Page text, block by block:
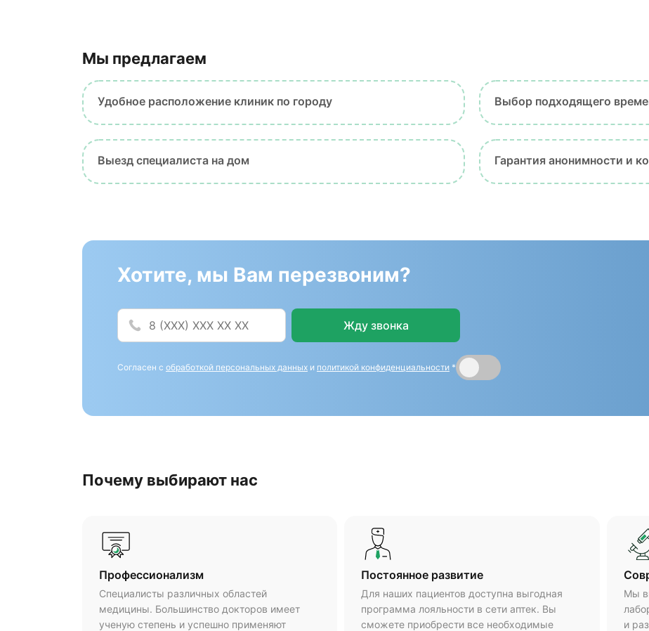
Мы предлагаем
Удобное расположение клиник по городу Выбор подходящего
Выезд специалиста на дом Гарантия анонимности и
Хотите, мы Вам перезвоним?
Жду звонка
Согласен с обработкой персональных данных и политикой конфиденциальности *
Почему выбирают нас
Профессионализм
Специалисты различных областей
медицины. Большинство докторов имеет
ученую степень и успешно применяют
Постоянное развитие
Для наших пациентов доступна выгодная
программа лояльности в сети аптек. Вы
сможете приобрести все необходимые
Мы
и